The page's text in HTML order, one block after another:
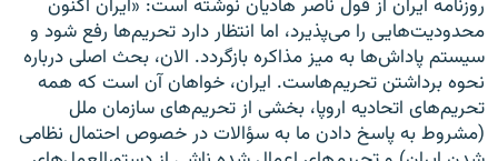
روزنامه ایران از قول ناصر هادیان نوشته است: «ایران اکنون
محدودیت‌هایی را می‌پذیرد، اما انتظار دارد تحریم‌ها رفع شود و
سیستم پاداش‌ها به میز مذاکره بازگردد. الان، بحث اصلی درباره
نحوه برداشتن تحریم‌هاست. ایران، خواهان آن است که همه
تحریم‌های اتحادیه اروپا، بخشی از تحریم‌های سازمان ملل
(مشروط به پاسخ دادن ما به سؤالات در خصوص احتمال نظامی